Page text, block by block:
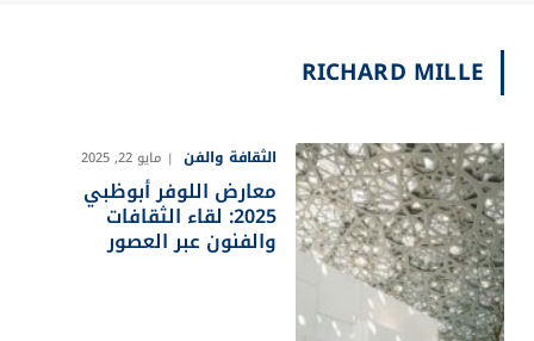
RICHARD MILLE
الثقافة والفن مايو 22, 2025
معارض اللوفر أبوظبي
2025: لقاء الثقافات
والفنون عبر العصور